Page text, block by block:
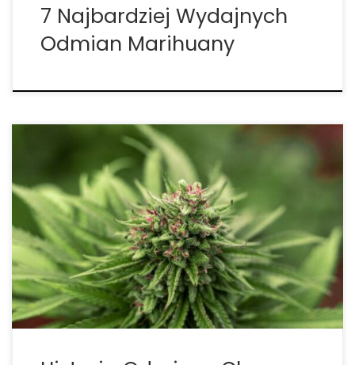
7 Najbardziej Wydajnych
Odmian Marihuany
Odmiana marihuany Cheese jest
niekwestionowaną postacią w świecie konopi. Jej
nazwa pochodzi od charakterystycznego aromatu
starego sera i silnych korzeni kulturowych w Wielkiej
Brytanii. Cheese był przez lata wykorzystywany jako
baza do tworzenia nowych hybryd o unikalnych
cechach. Jego wyjątkowy […]